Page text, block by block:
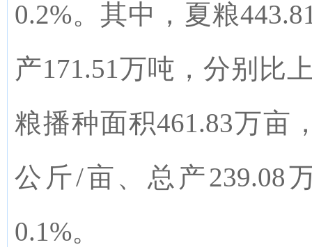
0.2%。其中，夏粮
产171.51万吨，分别比
粮播种面积461.83万亩
公斤/亩、总产239.08
0.1%。